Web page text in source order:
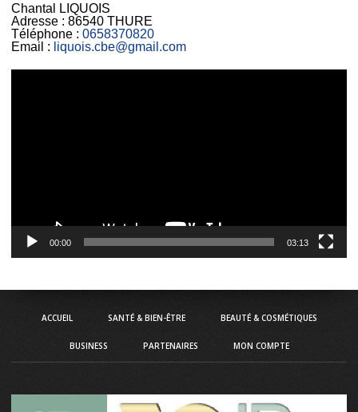
Chantal LIQUOIS
Adresse : 86540 THURE
Téléphone : 0658370820
Email : liquois.cbe@gmail.com
00:00 03:13
ACCUEIL SANTÉ & BIEN-ÊTRE BEAUTÉ & COSMÉTIQUES
BUSINESS PARTENAIRES MON COMPTE